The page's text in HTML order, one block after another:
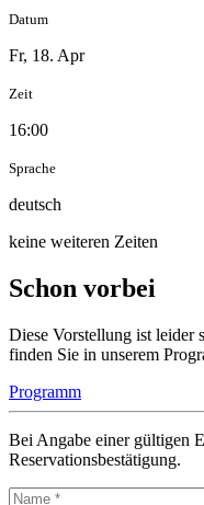
Datum
Fr, 18. Apr
Zeit
16:00
Sprache
deutsch
keine weiteren Zeiten
Schon vorbei
Diese Vorstellung ist leider
finden Sie in unserem
Programm
Bei Angabe einer gültigen
Reservationsbestätigung.